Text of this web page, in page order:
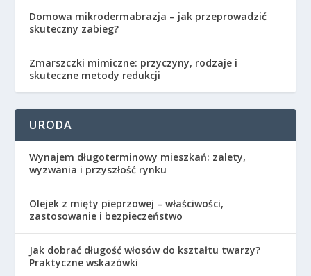
Domowa mikrodermabrazja – jak przeprowadzić
skuteczny zabieg?
Zmarszczki mimiczne: przyczyny, rodzaje i
skuteczne metody redukcji
URODA
Wynajem długoterminowy mieszkań: zalety,
wyzwania i przyszłość rynku
Olejek z mięty pieprzowej – właściwości,
zastosowanie i bezpieczeństwo
Jak dobrać długość włosów do kształtu twarzy?
Praktyczne wskazówki